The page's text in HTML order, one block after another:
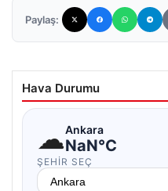
Paylaş:
Hava Durumu
☁Ankara
NaN°C
ŞEHIR SEÇ